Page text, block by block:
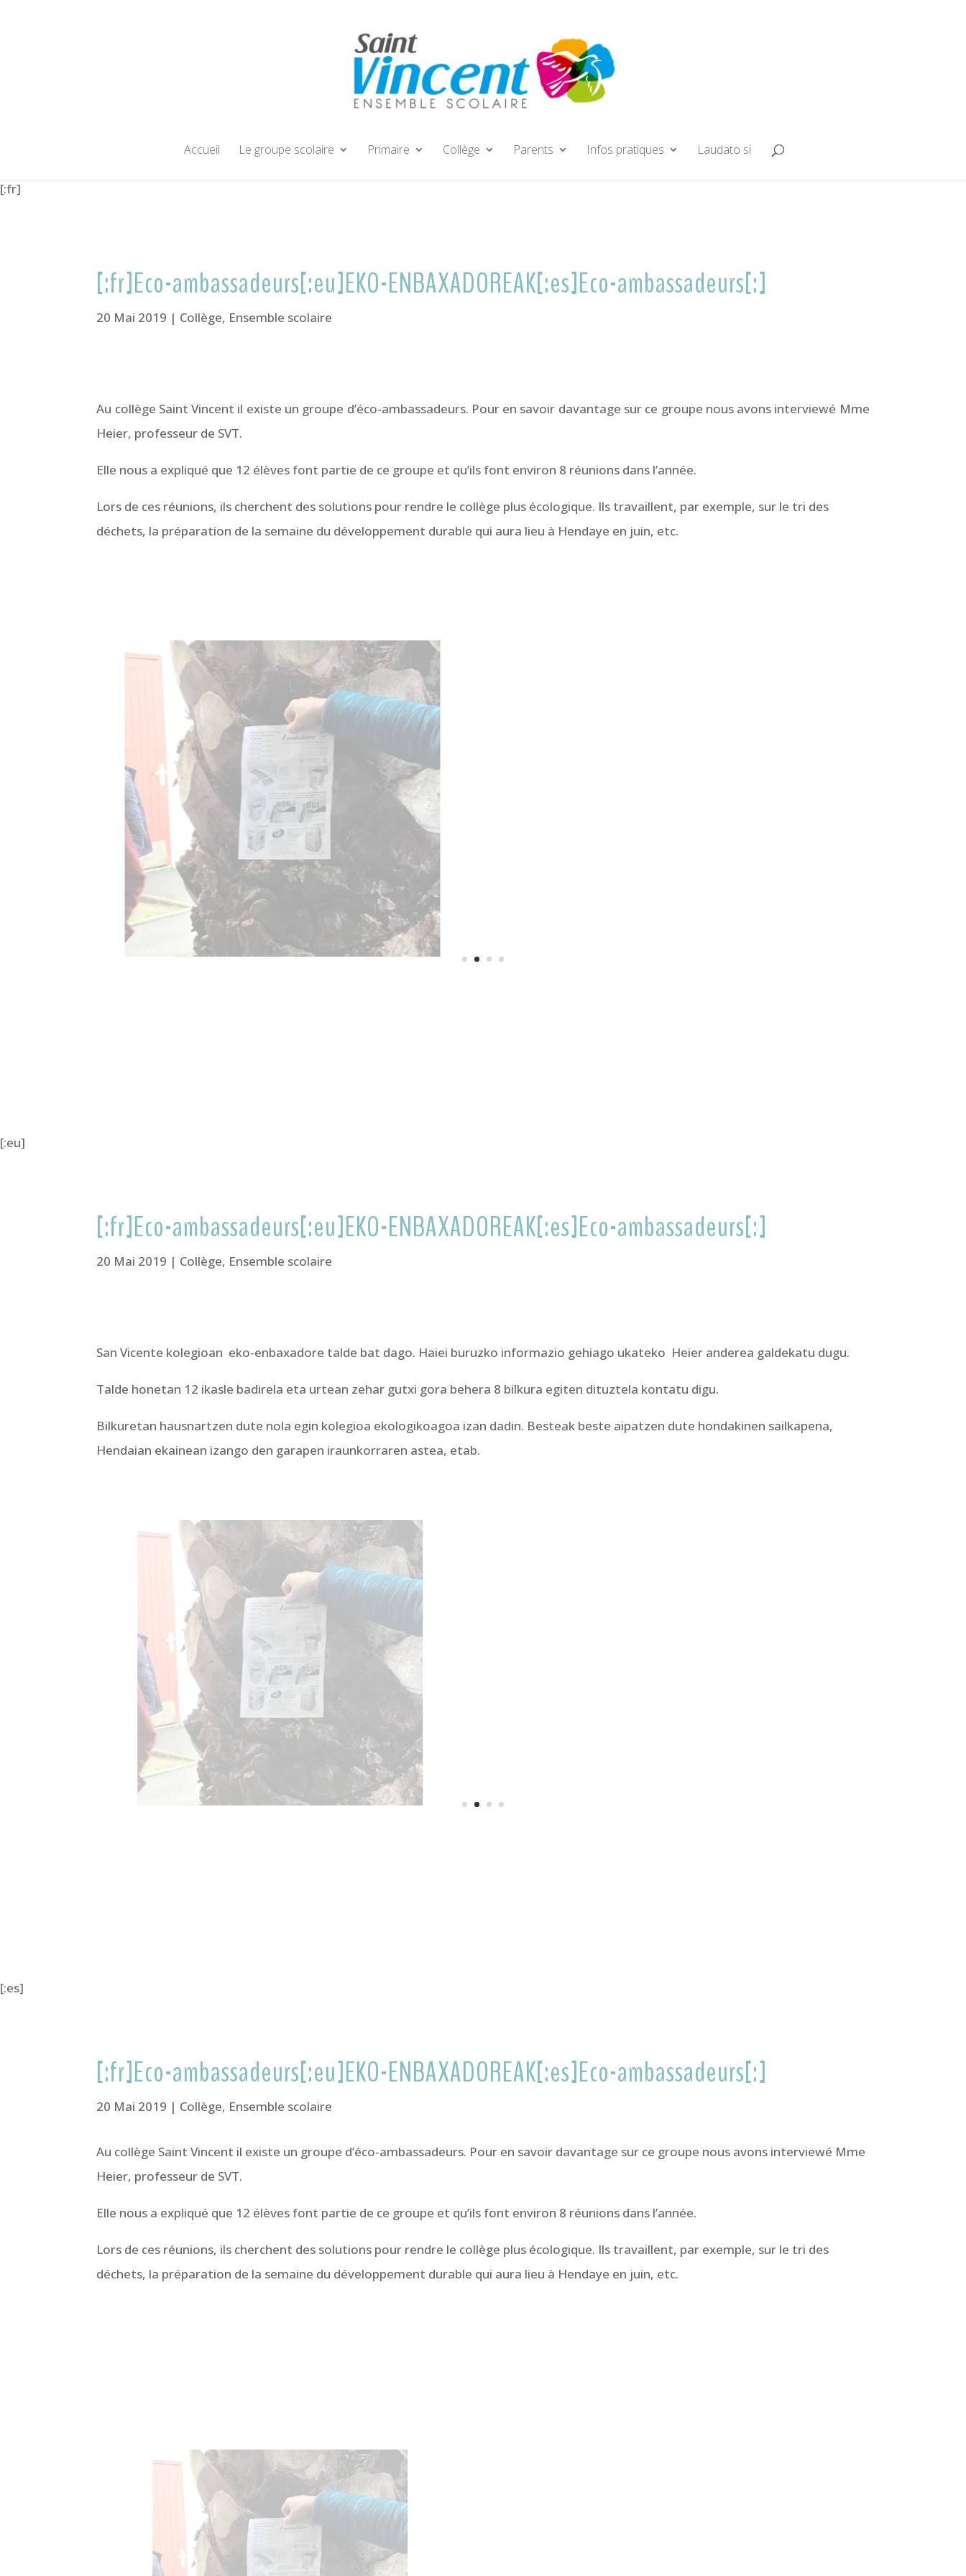
Accueil Le groupe scolaire Primaire Collège Parents Infos pratiques Laudato si
[:fr]
[:fr]Eco-ambassadeurs[:eu]EKO-ENBAXADOREAK[:es]Eco-ambassadeurs[:]
20 Mai 2019 | Collège, Ensemble scolaire
Au collège Saint Vincent il existe un groupe d’éco-ambassadeurs. Pour en savoir davantage sur ce groupe nous avons interviewé Mme
Heier, professeur de SVT.
Elle nous a expliqué que 12 élèves font partie de ce groupe et qu’ils font environ 8 réunions dans l’année.
Lors de ces réunions, ils cherchent des solutions pour rendre le collège plus écologique. Ils travaillent, par exemple, sur le tri des
déchets, la préparation de la semaine du développement durable qui aura lieu à Hendaye en juin, etc.
[:eu]
[:fr]Eco-ambassadeurs[:eu]EKO-ENBAXADOREAK[:es]Eco-ambassadeurs[:]
20 Mai 2019 | Collège, Ensemble scolaire
San Vicente kolegioan eko-enbaxadore talde bat dago. Haiei buruzko informazio gehiago ukateko Heier anderea galdekatu dugu.
Talde honetan 12 ikasle badirela eta urtean zehar gutxi gora behera 8 bilkura egiten dituztela kontatu digu.
Bilkuretan hausnartzen dute nola egin kolegioa ekologikoagoa izan dadin. Besteak beste aipatzen dute hondakinen sailkapena,
Hendaian ekainean izango den garapen iraunkorraren astea, etab.
[:es]
[:fr]Eco-ambassadeurs[:eu]EKO-ENBAXADOREAK[:es]Eco-ambassadeurs[:]
20 Mai 2019 | Collège, Ensemble scolaire
Au collège Saint Vincent il existe un groupe d’éco-ambassadeurs. Pour en savoir davantage sur ce groupe nous avons interviewé Mme
Heier, professeur de SVT.
Elle nous a expliqué que 12 élèves font partie de ce groupe et qu’ils font environ 8 réunions dans l’année.
Lors de ces réunions, ils cherchent des solutions pour rendre le collège plus écologique. Ils travaillent, par exemple, sur le tri des
déchets, la préparation de la semaine du développement durable qui aura lieu à Hendaye en juin, etc.